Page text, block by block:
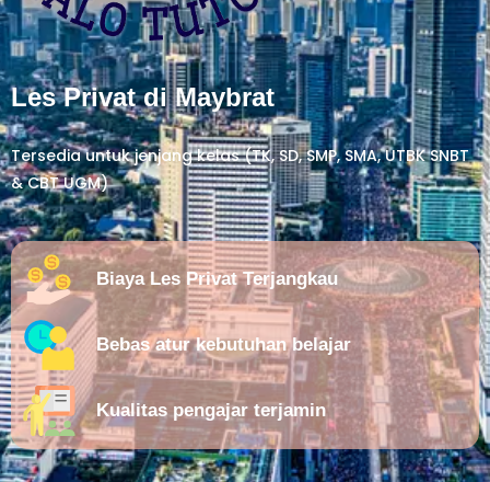
Les Privat di Maybrat
Tersedia untuk jenjang kelas (TK, SD, SMP, SMA, UTBK SNBT
& CBT UGM)
Biaya Les Privat Terjangkau
Bebas atur kebutuhan belajar
Kualitas pengajar terjamin